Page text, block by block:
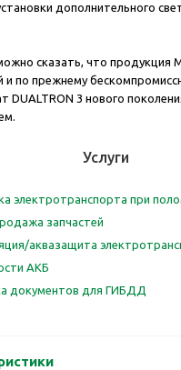
дополнительного
сказать, что продукция
и по прежнему
DUALTRON 3 нового
Услуги
электротранспорта при
запчастей
аквазащита
АКБ
документов для ГИБДД